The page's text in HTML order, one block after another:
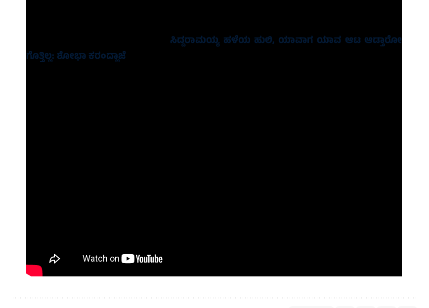
ಸಿದ್ದರಾಮಯ್ಯ ಹಳೆಯ ಹುಲಿ, ಯಾವಾಗ ಯಾವ ಆಟ ಆಡ್ತಾರೋ
ಗೊತ್ತಿಲ್ಲ: ಶೋಭಾ ಕರಂದ್ಲಾಜೆ